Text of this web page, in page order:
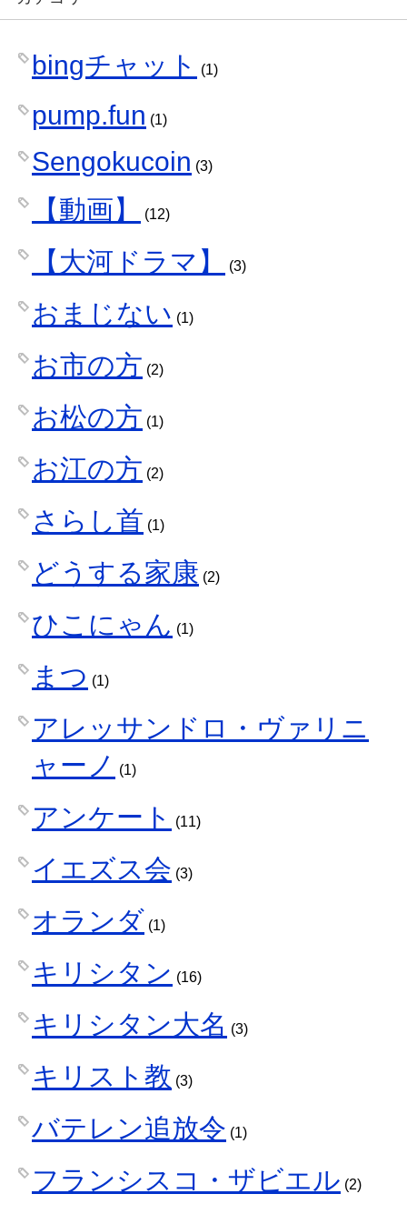
bingチャット (1)
pump.fun (1)
Sengokucoin (3)
【動画】 (12)
【大河ドラマ】 (3)
おまじない (1)
お市の方 (2)
お松の方 (1)
お江の方 (2)
さらし首 (1)
どうする家康 (2)
ひこにゃん (1)
まつ (1)
アレッサンドロ・ヴァリニ
ャーノ
(1)
アンケート (11)
イエズス会 (3)
オランダ (1)
キリシタン (16)
キリシタン大名 (3)
キリスト教 (3)
バテレン追放令 (1)
フランシスコ・ザビエル (2)